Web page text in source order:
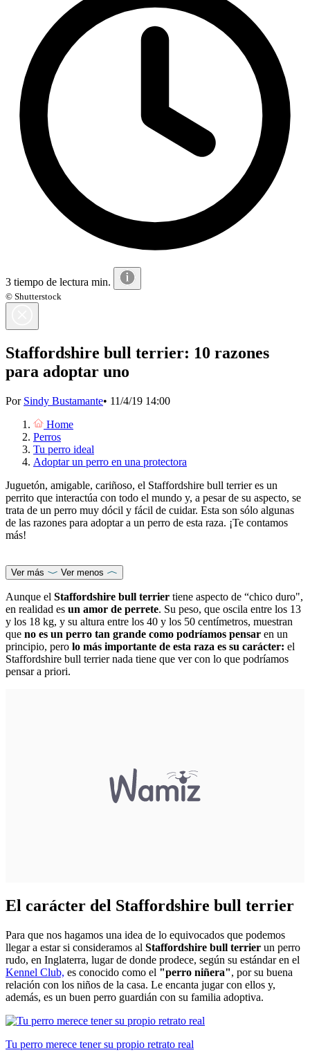
3 tiempo de lectura min.
© Shutterstock
Staffordshire bull terrier: 10 razones
para adoptar uno
Por Sindy Bustamante• 11/4/19 14:00
Home
Perros
Tu perro ideal
Adoptar un perro en una protectora
Juguetón, amigable, cariñoso, el Staffordshire bull terrier es un
perrito que interactúa con todo el mundo y, a pesar de su aspecto, se
trata de un perro muy dócil y fácil de cuidar. Esta son sólo algunas
de las razones para adoptar a un perro de esta raza. ¡Te contamos
más!
Ver más Ver menos
Aunque el Staffordshire bull terrier tiene aspecto de “chico duro",
en realidad es un amor de perrete. Su peso, que oscila entre los 13
y los 18 kg, y su altura entre los 40 y los 50 centímetros, muestran
que no es un perro tan grande como podríamos pensar en un
principio, pero lo más importante de esta raza es su carácter: el
Staffordshire bull terrier nada tiene que ver con lo que podríamos
pensar a priori.
El carácter del Staffordshire bull terrier
Para que nos hagamos una idea de lo equivocados que podemos
llegar a estar si consideramos al Staffordshire bull terrier un perro
rudo, en Inglaterra, lugar de donde prodece, según su estándar en el
Kennel Club, es conocido como el "perro niñera", por su buena
relación con los niños de la casa. Le encanta jugar con ellos y,
además, es un buen perro guardián con su familia adoptiva.
Tu perro merece tener su propio retrato real